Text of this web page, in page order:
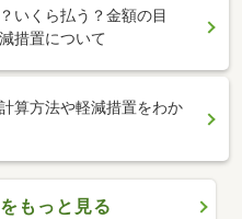
いくら払う？金額の目
措置について
算方法や軽減措置をわか
もっと見る